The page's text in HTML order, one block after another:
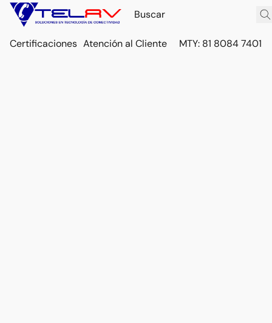
Certificaciones Atención al Cliente MTY: 81 8084 7401